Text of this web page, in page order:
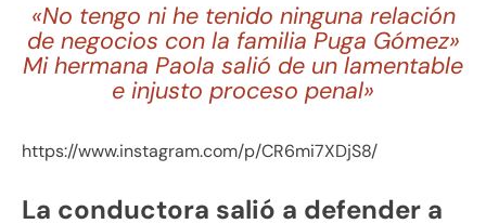
«No tengo ni he tenido ninguna relación
de negocios con la familia Puga Gómez»
Mi hermana Paola salió de un lamentable
e injusto proceso penal»
https://www.instagram.com/p/CR6mi7XDjS8/
La conductora salió a defender a